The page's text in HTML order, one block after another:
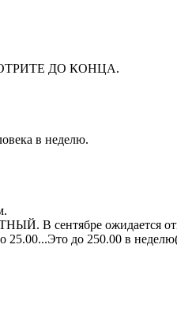
ДО КОНЦА.
в неделю.
ожидается
25.00...Это до 250.00 в